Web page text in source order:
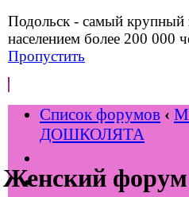
Подольск - самый крупный
населением более 200 000
Пропустить
Женский форум
Список форумов ‹
ДОШКОЛЯТА